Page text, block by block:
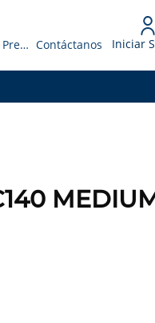
Solicitar Presupuesto Contáctanos Iniciar